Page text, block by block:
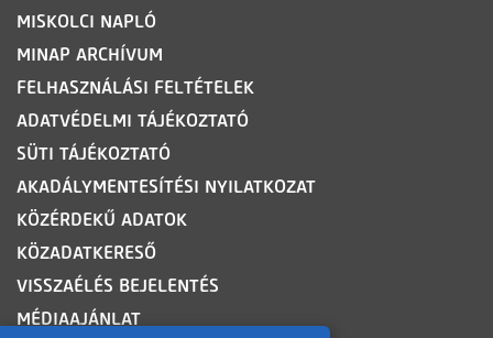
MISKOLCI NAPLÓ
MINAP ARCHÍVUM
FELHASZNÁLÁSI FELTÉTELEK
ADATVÉDELMI TÁJÉKOZTATÓ
SÜTI TÁJÉKOZTATÓ
AKADÁLYMENTESÍTÉSI NYILATKOZAT
KÖZÉRDEKŰ ADATOK
KÖZADATKERESŐ
VISSZAÉLÉS BEJELENTÉS
MÉDIAAJÁNLAT